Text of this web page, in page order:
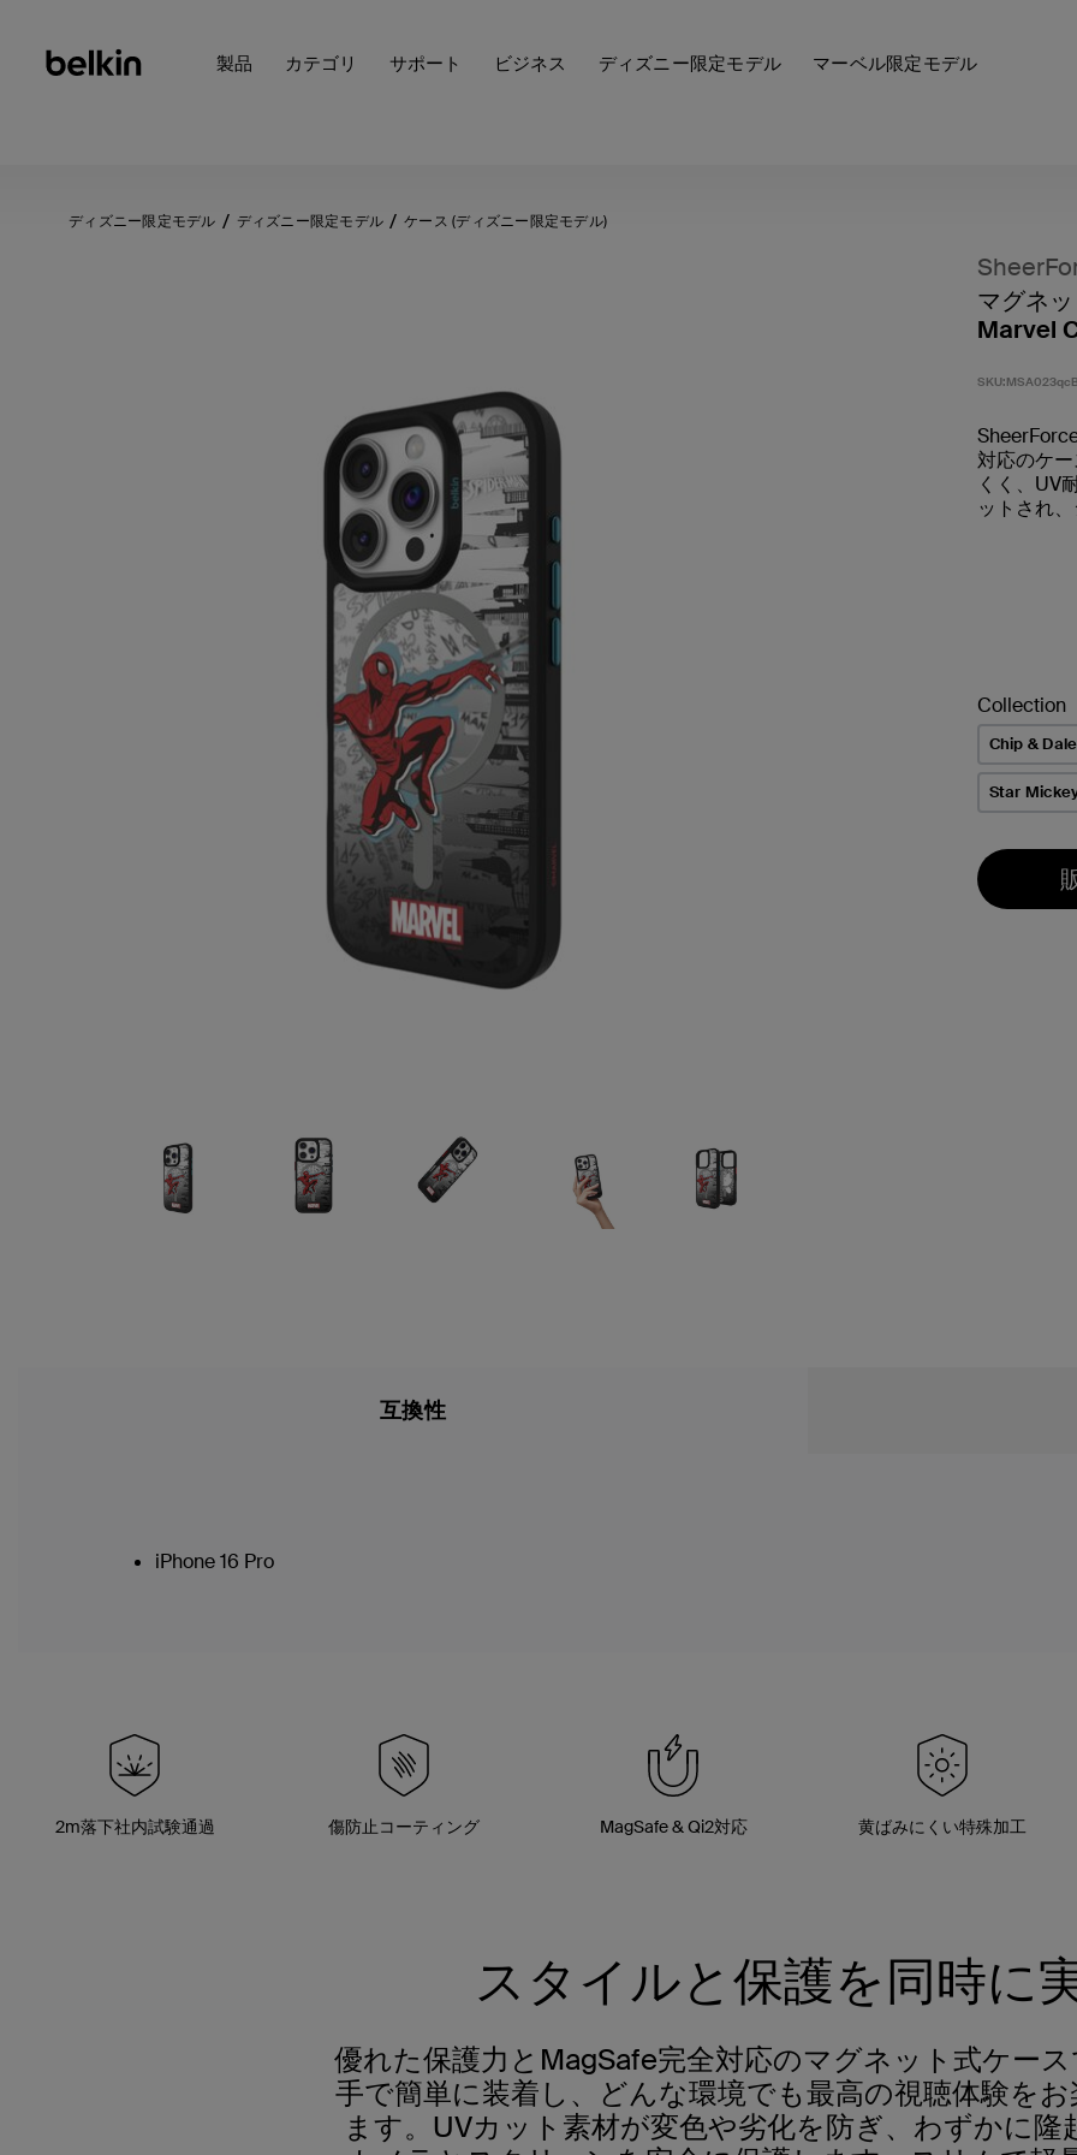
製品 カテゴリ サポート ビジネス ディズニー限定モデル マーベル限定モデル
ディズニー限定モデル ディズニー限定モデル ケース (ディズニー限定モデル)
マグネ
Marvel
SKU:
対応のケ
くく、UV
ットされ
Collection
Chip & Dale
Star
互換性
iPhone 16 Pro
2m落下社内試験通過 傷防止コーティング MagSafe & Qi2対応 黄ばみにくい特殊加工
スタイルと保護を同時に
優れた保護力とMagSafe完全対応のマグネット式ケー
手で簡単に装着し、どんな環境でも最高の視聴体験を
ます。UVカット素材が変色や劣化を防ぎ、わずかに